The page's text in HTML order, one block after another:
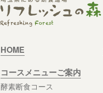
HOME
コースメニューご案内
酵素断食コース